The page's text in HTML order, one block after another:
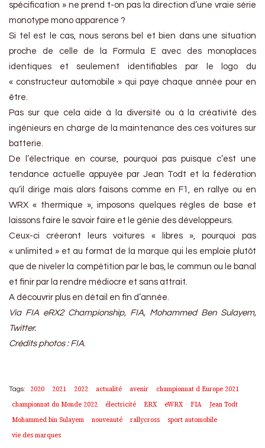
spécification » ne prend t-on pas la direction d’une vraie série
monotype mono apparence ?
Si tel est le cas, nous serons bel et bien dans une situation
proche de celle de la Formula E avec des monoplaces
identiques et seulement identifiables par le logo du
« constructeur automobile » qui paye chaque année pour en
être.
Pas sur que cela aide à la diversité ou à la créativité des
ingénieurs en charge de la maintenance des ces voitures sur
batterie.
De l’électrique en course, pourquoi pas puisque c’est une
tendance actuelle appuyée par Jean Todt et la fédération
qu’il dirige mais alors faisons comme en F1, en rallye ou en
WRX « thermique », imposons quelques règles de base et
laissons faire le savoir faire et le génie des développeurs.
Ceux-ci créeront leurs voitures « libres », pourquoi pas
« unlimited » et au format de la marque qui les emploie plutôt
que de niveler la compétition par le bas, le commun ou le banal
et finir par la rendre médiocre et sans attrait.
A découvrir plus en détail en fin d’année.
Via FIA eRX2 Championship, FIA, Mohammed Ben Sulayem,
Twitter.
Crédits photos : FIA.
Tags: 2020 2021 2022 actualité avenir
championnat d Europe 2021
championnat du Monde 2022
électricité ERX eWRX FIA
Jean Todt
Mohammed bin Sulayem
nouveauté rallycross
sport automobile
vie des marques